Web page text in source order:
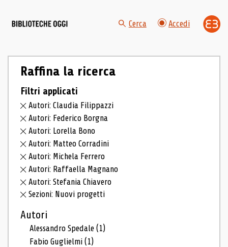
Cerca Accedi
Raffina la ricerca
Filtri applicati
Autori: Claudia Filippazzi
Autori: Federico Borgna
Autori: Lorella Bono
Autori: Matteo Corradini
Autori: Michela Ferrero
Autori: Raffaella Magnano
Autori: Stefania Chiavero
Sezioni: Nuovi progetti
Autori
Alessandro Spedale(1)
Fabio Guglielmi(1)